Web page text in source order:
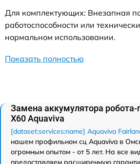
Для комплектующих: Внезапная
работоспособности или
нормальном использовании.
Показать полностью
Замена аккумулятора робота-
X60 Aquaviva
[dataset:services:name] Aquaviva
нашем профильном сц Aquaviva в
огромным опытом - от 5 лет. На все
предоставляем расширенную